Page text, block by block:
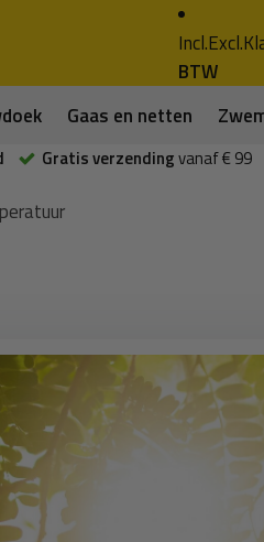
Incl.Excl.
BTW
Gaas en netten
Gratis verzendingvanaf € 99